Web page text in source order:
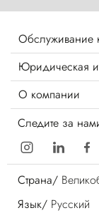
Обслуживание
Юридическая
О компании
Следите за
Страна/
Язык/ Русский